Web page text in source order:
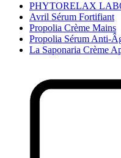
PHYTORELAX
Avril Sérum Fortifiant
Propolia Crème Mains
Propolia Sérum Anti-
La Saponaria Crème